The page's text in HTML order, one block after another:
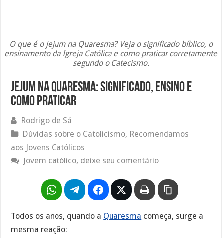
O que é o jejum na Quaresma? Veja o significado bíblico, o
ensinamento da Igreja Católica e como praticar corretamente
segundo o Catecismo.
Jejum na Quaresma: Significado, ensino e
como praticar
Rodrigo de Sá
Dúvidas sobre o Catolicismo, Recomendamos
aos Jovens Católicos
Jovem católico, deixe seu comentário
Todos os anos, quando a Quaresma começa, surge a
mesma reação: